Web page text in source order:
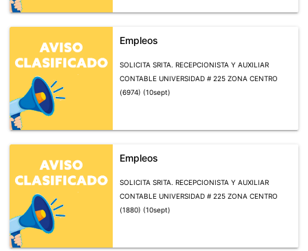
Empleos
SOLICITA SRITA. RECEPCIONISTA Y AUXILIAR
CONTABLE UNIVERSIDAD # 225 ZONA CENTRO
(6974) (10sept)
Empleos
SOLICITA SRITA. RECEPCIONISTA Y AUXILIAR
CONTABLE UNIVERSIDAD # 225 ZONA CENTRO
(1880) (10sept)